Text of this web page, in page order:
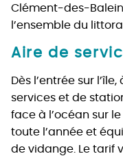
Clément-des-
l’ensemble du
Aire de
Dès l’entrée sur
services et de
face à l’océan sur
toute l’année et
de vidange. Le tarif